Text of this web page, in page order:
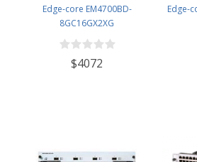
Edge-core EM4700BD-
8GC16GX2XG
$4072
Edge-